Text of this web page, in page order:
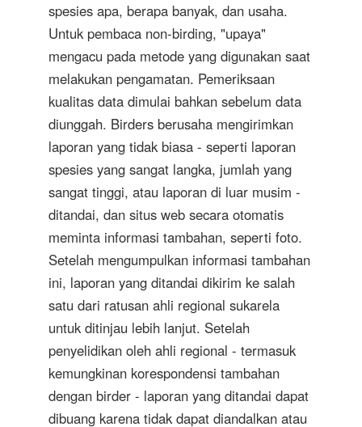
spesies apa, berapa banyak, dan usaha.
Untuk pembaca non-birding, "upaya"
mengacu pada metode yang digunakan saat
melakukan pengamatan. Pemeriksaan
kualitas data dimulai bahkan sebelum data
diunggah. Birders berusaha mengirimkan
laporan yang tidak biasa - seperti laporan
spesies yang sangat langka, jumlah yang
sangat tinggi, atau laporan di luar musim -
ditandai, dan situs web secara otomatis
meminta informasi tambahan, seperti foto.
Setelah mengumpulkan informasi tambahan
ini, laporan yang ditandai dikirim ke salah
satu dari ratusan ahli regional sukarela
untuk ditinjau lebih lanjut. Setelah
penyelidikan oleh ahli regional - termasuk
kemungkinan korespondensi tambahan
dengan birder - laporan yang ditandai dapat
dibuang karena tidak dapat diandalkan atau